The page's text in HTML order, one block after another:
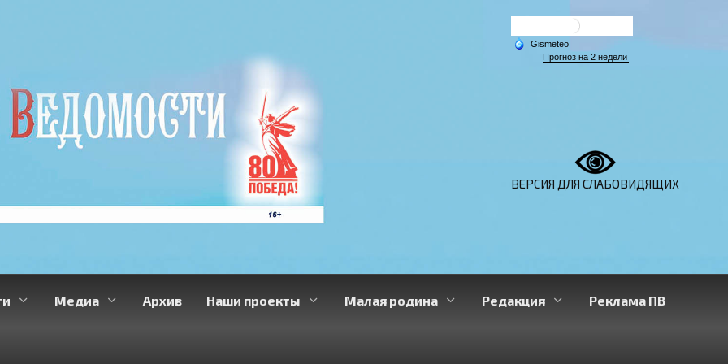
ВЕРСИЯ ДЛЯ СЛАБОВИДЯЩИХ
Медиа Архив Наши проекты Малая родина Редакция Реклама ПВ